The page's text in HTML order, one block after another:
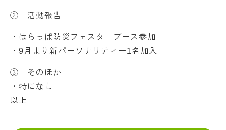
② 活動報告
・はらっぱ防災フェスタ ブース参加
・9月より新パーソナリティー1名加入
③ そのほか
・特になし
以上